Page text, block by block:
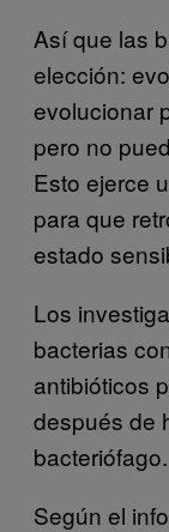
Así que las
elección:
evolucionar
pero no
Esto ejerce
para que
estado
Los
bacterias
antibióticos
después de
bacteriófago.
Según el